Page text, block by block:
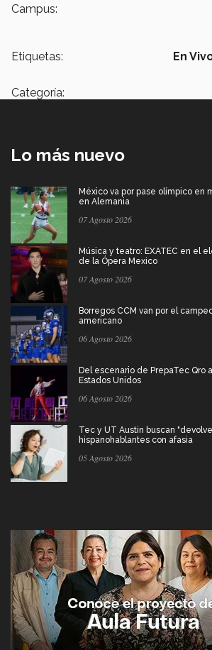
Campus:
Etiquetas: En
Categoría:
Lo más nuevo
México va por pase olímpico en
en Alemania
07 Agosto 2026
Música y teatro: EXATEC en el
de la Ópera Mexico
07 Agosto 2026
Borregos CCM van por el
americano
06 Agosto 2026
Del escenario de PrepaTec Qro
Estados Unidos
06 Agosto 2026
Tec y UT Austin buscan
hispanohablantes con afasia
05 Agosto 2026